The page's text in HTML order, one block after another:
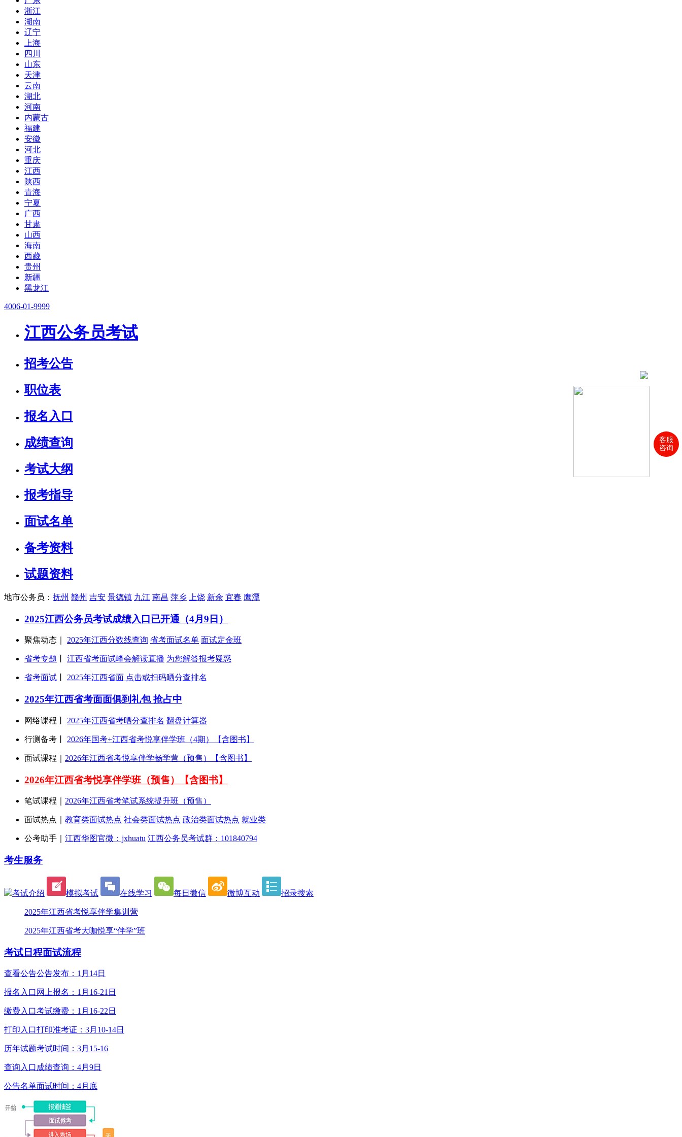
客服
咨询
浙江
湖南
辽宁
上海
四川
山东
天津
云南
湖北
河南
内蒙古
福建
安徽
河北
重庆
江西
陕西
青海
宁夏
广西
甘肃
山西
海南
西藏
贵州
新疆
黑龙江
4006-01-9999
江西公务员考试
招考公告
职位表
报名入口
成绩查询
考试大纲
报考指导
面试名单
备考资料
试题资料
地市公务员： 抚州 赣州 吉安 景德镇 九江 南昌 萍乡 上饶 新余 宜春 鹰潭
2025江西公务员考试成绩入口已开通（4月9日）
聚焦动态｜ 2025年江西分数线查询 省考面试名单 面试定金班
省考专题 江西省考面试峰会解读直播 为您解答报考疑惑
省考面试 2025年江西省面 点击或扫码晒分查排名
2025年江西省考面面俱到礼包 抢占中
网络课程丨 2025年江西省考晒分查排名 翻盘计算器
行测备考丨 2026年国考+江西省考悦享伴学班（4期）【含图书】
面试课程 2026年江西省考悦享伴学畅学营（预售）【含图书】
2026年江西省考悦享伴学班（预售）【含图书】
笔试课程｜ 2026年江西省考笔试系统提升班（预售）
面试热点｜ 教育类面试热点 社会类面试热点 政治类面试热点 就业类
公考助手｜ 江西华图官微：jxhuatu 江西公务员考试群：101840794
考生服务
考试介绍 模拟考试 在线学习 每日微信 微博互动 招录搜索
2025年江西省考悦享伴学集训营
2025年江西省考大咖悦享“伴学”班
考试日程面试流程
查看公告公告发布：1月14日
报名入口 网上报名：1月16-21日
缴费入口考试缴费：1月16-22日
打印入口打印准考证：3月10-14日
历年试题考试时间：3月15-16
查询入口 成绩查询：4月9日
公告名单面试时间：4月底